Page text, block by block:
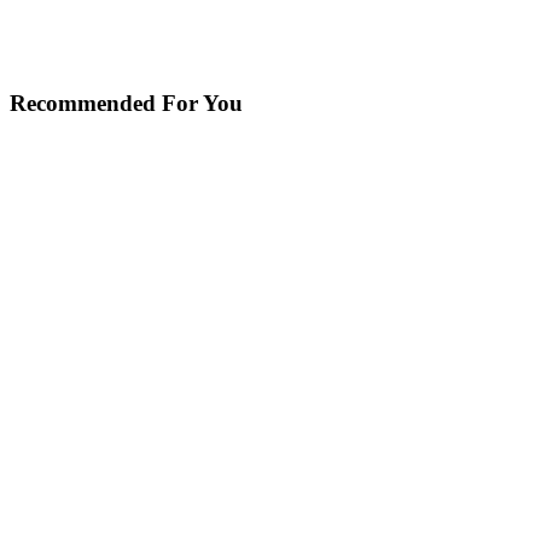
Recommended For You